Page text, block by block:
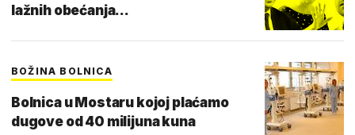
lažnih obećanja...
BOŽINA BOLNICA
Bolnica u Mostaru kojoj plaćamo
dugove od 40 milijuna kuna